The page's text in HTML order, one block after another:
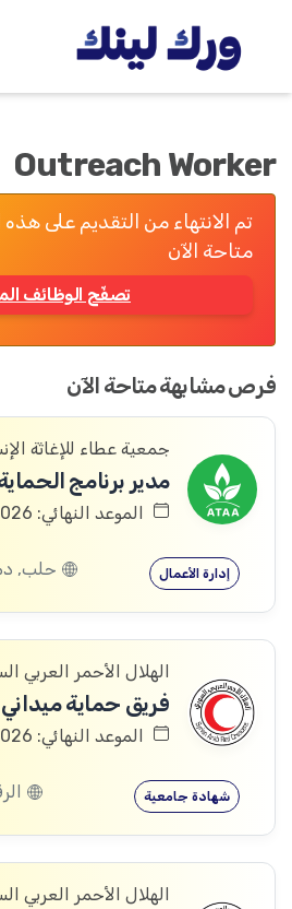
Outreach Worker
تم الانتهاء من التقديم على
متاحة الآن
تصفّح الوظائف
فرص مشابهة متاحة الآن
جمعية عطاء للإغاثة
مدير برنامج
الموعد النهائي: 10/08/2026
إدارة الأعمال حلب,
الهلال الأحمر العربي
فريق حماية ميداني
الموعد النهائي: 10/08/2026
شهادة جامعية
الهلال الأحمر العربي